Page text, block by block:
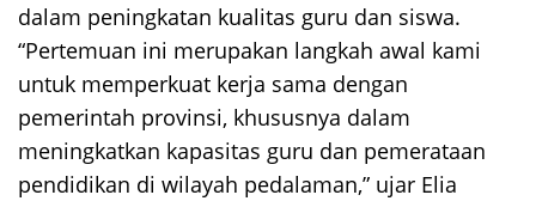
dalam peningkatan kualitas guru dan siswa.
“Pertemuan ini merupakan langkah awal kami
untuk memperkuat kerja sama dengan
pemerintah provinsi, khususnya dalam
meningkatkan kapasitas guru dan pemerataan
pendidikan di wilayah pedalaman,” ujar Elia